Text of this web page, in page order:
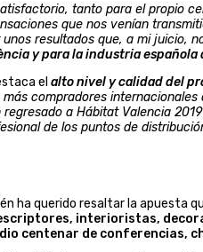
tanto para el propio
que nos venían
resultados que, a mi juicio,
y para la industria española
el alto nivel y calidad del
compradores
a Hábitat Valencia
de los puntos de
ha querido resaltar la apuesta
interioristas,
centenar de conferencias,